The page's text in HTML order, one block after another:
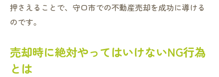
押さえることで、守口市での不動産売却を成功に導ける
のです。
売却時に絶対やってはいけないNG行為
とは